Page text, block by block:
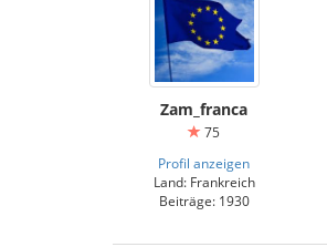
Zam_franca
75
Profil anzeigen
Land: Frankreich
Beiträge: 1930